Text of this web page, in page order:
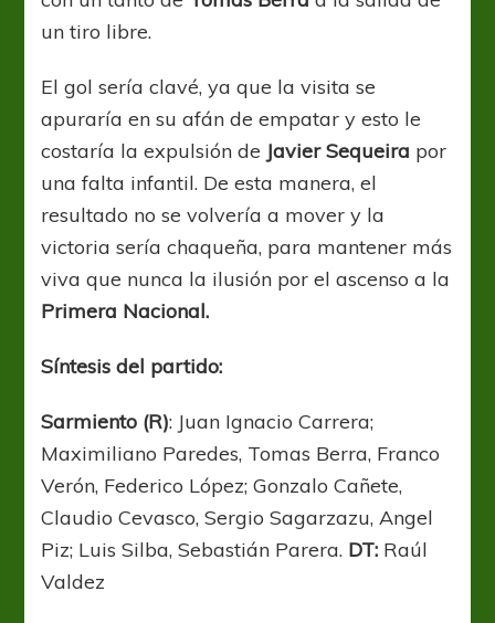
un tiro libre.
El gol sería clavé, ya que la visita se
apuraría en su afán de empatar y esto le
costaría la expulsión de Javier Sequeira por
una falta infantil. De esta manera, el
resultado no se volvería a mover y la
victoria sería chaqueña, para mantener más
viva que nunca la ilusión por el ascenso a la
Primera Nacional.
Síntesis del partido:
Sarmiento (R): Juan Ignacio Carrera;
Maximiliano Paredes, Tomas Berra, Franco
Verón, Federico López; Gonzalo Cañete,
Claudio Cevasco, Sergio Sagarzazu, Angel
Piz; Luis Silba, Sebastián Parera. DT: Raúl
Valdez